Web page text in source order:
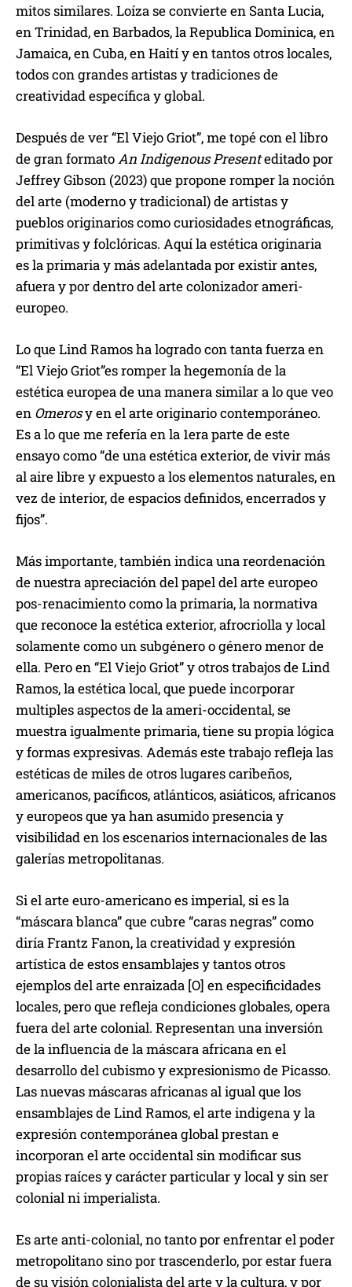
mitos similares. Loíza se convierte en Santa Lucia,
en Trinidad, en Barbados, la Republica Dominica, en
Jamaica, en Cuba, en Haití y en tantos otros locales,
todos con grandes artistas y tradiciones de
creatividad específica y global.
Después de ver “El Viejo Griot”, me topé con el libro
de gran formatoAn Indigenous Presenteditado por
Jeffrey Gibson (2023) que propone romper la noción
del arte (moderno y tradicional) de artistas y
pueblos originarios como curiosidades etnográficas,
primitivas y folclóricas. Aquí la estética originaria
es la primaria y más adelantada por existir antes,
afuera y por dentro del arte colonizador ameri-
europeo.
Lo que Lind Ramos ha logrado con tanta fuerza en
“El Viejo Griot”es romper la hegemonía de la
estética europea de una manera similar a lo que veo
en Omerosy en el arte originario contemporáneo.
Es a lo que me refería en la 1era parte de este
ensayo como “de una estética exterior, de vivir más
al aire libre y expuesto a los elementos naturales, en
vez de interior, de espacios definidos, encerrados y
fijos”.
Más importante, también indica una reordenación
de nuestra apreciación del papel del arte europeo
pos-renacimiento como la primaria, la normativa
que reconoce la estética exterior, afrocriolla y local
solamente como un subgénero o género menor de
ella. Pero en “El Viejo Griot” y otros trabajos de Lind
Ramos, la estética local, que puede incorporar
multiples aspectos de la ameri-occidental, se
muestra igualmente primaria, tiene su propia lógica
y formas expresivas. Además este trabajo refleja las
estéticas de miles de otros lugares caribeños,
americanos, pacíficos, atlánticos, asiáticos, africanos
y europeos que ya han asumido presencia y
visibilidad en los escenarios internacionales de las
galerías metropolitanas.
Si el arte euro-americano es imperial, si es la
“máscara blanca” que cubre “caras negras” como
diría Frantz Fanon, la creatividad y expresión
artística de estos ensamblajes y tantos otros
ejemplos del arte enraizada [O] en especificidades
locales, pero que refleja condiciones globales, opera
fuera del arte colonial. Representan una inversión
de la influencia de la máscara africana en el
desarrollo del cubismo y expresionismo de Picasso.
Las nuevas máscaras africanas al igual que los
ensamblajes de Lind Ramos, el arte indigena y la
expresión contemporánea global prestan e
incorporan el arte occidental sin modificar sus
propias raíces y carácter particular y local y sin ser
colonial ni imperialista.
Es arte anti-colonial, no tanto por enfrentar el poder
metropolitano sino por trascenderlo, por estar fuera
de su visión colonialista del arte y la cultura, y por